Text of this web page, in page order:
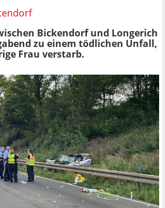
Bickendorf und Longerich
zu einem tödlichen Unfall,
Frau verstarb.